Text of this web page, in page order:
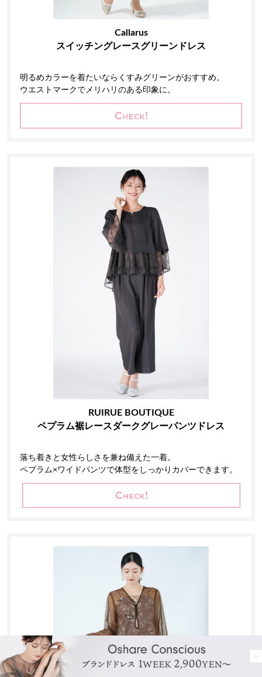
Callarus
スイッチングレースグリーンドレス
明るめカラーを着たいならくすみグリーンがおすすめ。
ウエストマークでメリハリのある印象に。
RUIRUE BOUTIQUE
ペプラム裾レースダークグレーパンツドレス
落ち着きと女性らしさを兼ね備えた一着。
ペプラム×ワイドパンツで体型をしっかりカバーできます。